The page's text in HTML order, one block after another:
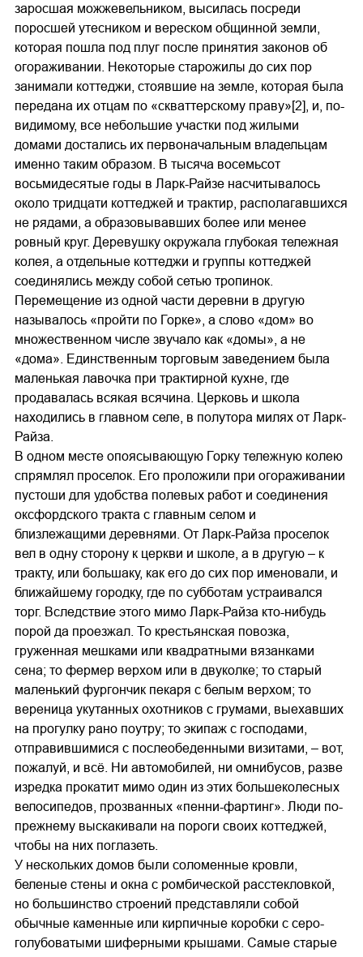
заросшая можжевельником, высилась посреди
поросшей утесником и вереском общинной земли,
которая пошла под плуг после принятия законов об
огораживании. Некоторые старожилы до сих пор
занимали коттеджи, стоявшие на земле, которая была
передана их отцам по «скваттерскому праву»[2], и, по-
видимому, все небольшие участки под жилыми
домами достались их первоначальным владельцам
именно таким образом. В тысяча восемьсот
восьмидесятые годы в Ларк-Райзе насчитывалось
около тридцати коттеджей и трактир, располагавшихся
не рядами, а образовывавших более или менее
ровный круг. Деревушку окружала глубокая тележная
колея, а отдельные коттеджи и группы коттеджей
соединялись между собой сетью тропинок.
Перемещение из одной части деревни в другую
называлось «пройти по Горке», а слово «дом» во
множественном числе звучало как «домы», а не
«дома». Единственным торговым заведением была
маленькая лавочка при трактирной кухне, где
продавалась всякая всячина. Церковь и школа
находились в главном селе, в полутора милях от Ларк-
Райза.
В одном месте опоясывающую Горку тележную колею
спрямлял проселок. Его проложили при огораживании
пустоши для удобства полевых работ и соединения
оксфордского тракта с главным селом и
близлежащими деревнями. От Ларк-Райза проселок
вел в одну сторону к церкви и школе, а в другую – к
тракту, или большаку, как его до сих пор именовали, и
ближайшему городку, где по субботам устраивался
торг. Вследствие этого мимо Ларк-Райза кто-нибудь
порой да проезжал. То крестьянская повозка,
груженная мешками или квадратными вязанками
сена; то фермер верхом или в двуколке; то старый
маленький фургончик пекаря с белым верхом; то
вереница укутанных охотников с грумами, выехавших
на прогулку рано поутру; то экипаж с господами,
отправившимися с послеобеденными визитами, – вот,
пожалуй, и всё. Ни автомобилей, ни омнибусов, разве
изредка прокатит мимо один из этих большеколесных
велосипедов, прозванных «пенни-фартинг». Люди по-
прежнему выскакивали на пороги своих коттеджей,
чтобы на них поглазеть.
У нескольких домов были соломенные кровли,
беленые стены и окна с ромбической расстекловкой,
но большинство строений представляли собой
обычные каменные или кирпичные коробки с серо-
голубоватыми шиферными крышами. Самые старые